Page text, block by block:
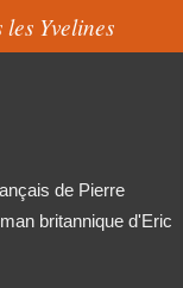
Yvelines
de Pierre
britannique d'Eric